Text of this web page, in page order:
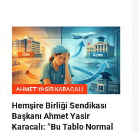
AHMET YASIR KARACALI
Hemşire Birliği Sendikası
Başkanı Ahmet Yasir
Karacalı: “Bu Tablo Normal